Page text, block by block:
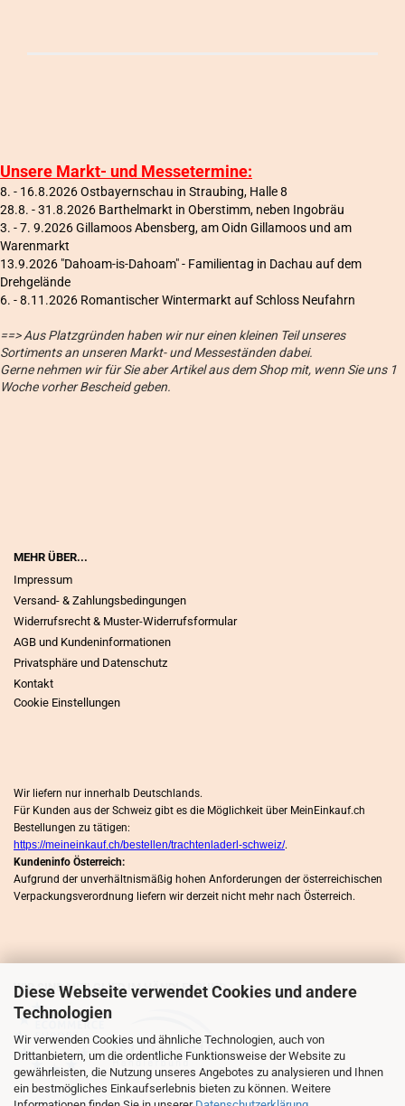
Diese Webseite verwendet Cookies und andere
Technologien
Wir verwenden Cookies und ähnliche Technologien, auch von
Drittanbietern, um die ordentliche Funktionsweise der Website zu
gewährleisten, die Nutzung unseres Angebotes zu analysieren und Ihnen
ein bestmögliches Einkaufserlebnis bieten zu können. Weitere
Unsere Markt- und Messetermine:
8. - 16.8.2026 Ostbayernschau in Straubing, Halle 8
28.8. - 31.8.2026 Barthelmarkt in Oberstimm, neben Ingobräu
3. - 7. 9.2026 Gillamoos Abensberg, am Oidn Gillamoos und am
Warenmarkt
13.9.2026 "Dahoam-is-Dahoam" - Familientag in Dachau auf dem
Drehgelände
6. - 8.11.2026 Romantischer Wintermarkt auf Schloss Neufahrn
==> Aus Platzgründen haben wir nur einen kleinen Teil unseres
Sortiments an unseren Markt- und Messeständen dabei.
Gerne nehmen wir für Sie aber Artikel aus dem Shop mit, wenn Sie uns 1
Woche vorher Bescheid geben.
MEHR ÜBER...
Impressum
Versand- & Zahlungsbedingungen
Widerrufsrecht & Muster-Widerrufsformular
AGB und Kundeninformationen
Privatsphäre und Datenschutz
Kontakt
Cookie Einstellungen
Wir liefern nur innerhalb Deutschlands.
Für Kunden aus der Schweiz gibt es die Möglichkeit über MeinEinkauf.ch
Bestellungen zu tätigen:
https://meineinkauf.ch/bestellen/trachtenladerl-schweiz/.
Kundeninfo Österreich:
Aufgrund der unverhältnismäßig hohen Anforderungen der österreichischen
Verpackungsverordnung liefern wir derzeit nicht mehr nach Österreich.
WIR SIND MITLGLIED IM HÄNDLERBUND